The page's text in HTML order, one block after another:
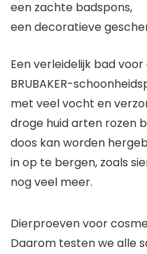
een zachte badspons,
een decoratieve
Een verleidelijk bad
BRUBAKER-
met veel vocht en
droge huid arten rozen
doos kan worden
in op te bergen, zoals
nog veel meer.
Dierproeven voor
Daarom testen we alle